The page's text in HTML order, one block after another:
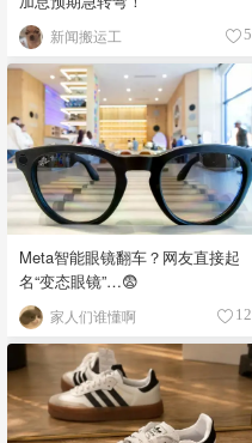
新闻搬运工 5
Meta智能眼镜翻车？网友直接起
名“变态眼镜”…😨
家人们谁懂啊 12